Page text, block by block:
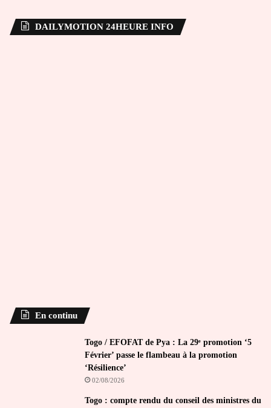
DAILYMOTION 24HEURE INFO
En continu
Togo / EFOFAT de Pya : La 29ᵉ promotion ‘5
Février’ passe le flambeau à la promotion
‘Résilience’
02/08/2026
Togo : compte rendu du conseil des ministres du